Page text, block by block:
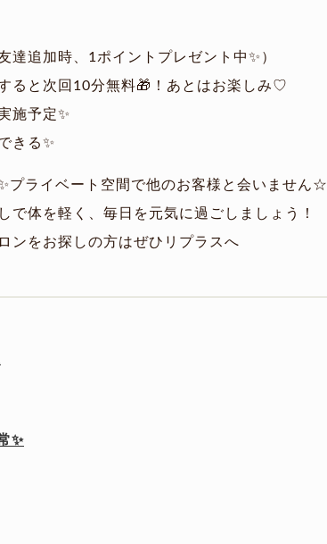
達追加時、1ポイントプレゼント中✨）
と次回10分無料🎁！あとはお楽しみ♡
施予定✨
きる✨
プライベート空間で他のお客様と会いません☆
で体を軽く、毎日を元気に過ごしましょう！
ンをお探しの方はぜひリプラスへ
✨